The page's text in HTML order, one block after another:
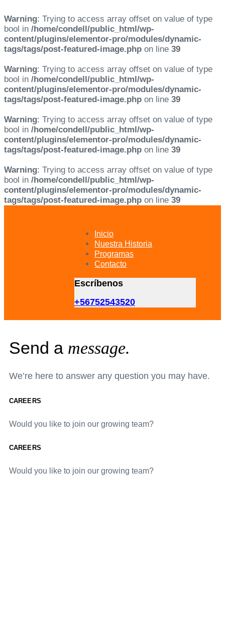
Warning: Trying to access array offset on value of type
bool in /home/condell/public_html/wp-
content/plugins/elementor-pro/modules/dynamic-
tags/tags/post-featured-image.php on line 39
Warning: Trying to access array offset on value of type
bool in /home/condell/public_html/wp-
content/plugins/elementor-pro/modules/dynamic-
tags/tags/post-featured-image.php on line 39
Warning: Trying to access array offset on value of type
bool in /home/condell/public_html/wp-
content/plugins/elementor-pro/modules/dynamic-
tags/tags/post-featured-image.php on line 39
Warning: Trying to access array offset on value of type
bool in /home/condell/public_html/wp-
content/plugins/elementor-pro/modules/dynamic-
tags/tags/post-featured-image.php on line 39
Inicio
Nuestra Historia
Programas
Contacto
Escríbenos
+56752543520
Send a message.
We’re here to answer any question you may have.
CAREERS
Would you like to join our growing team?
CAREERS
Would you like to join our growing team?